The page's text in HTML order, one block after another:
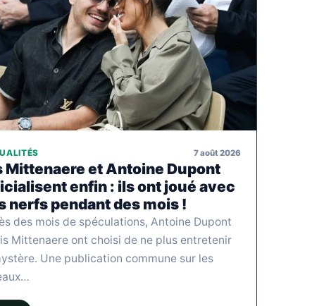
7 août 2026
Mittenaere et Antoine Dupont
enfin : ils ont joué avec
nerfs pendant des mois !
des mois de spéculations, Antoine Dupont
Mittenaere ont choisi de ne plus entretenir
Une publication commune sur les